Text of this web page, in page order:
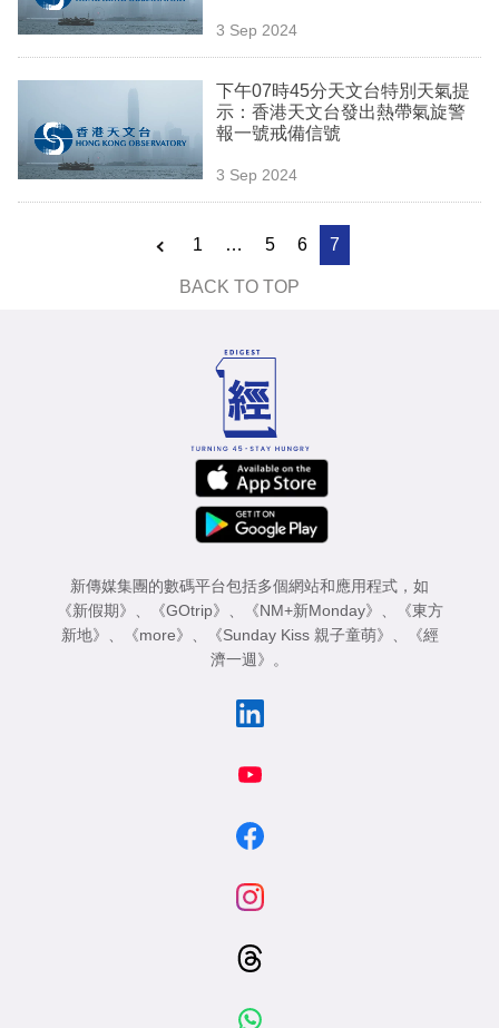
閱
區
3 Sep 2024
下午07時45分天文台特別天氣提
示：香港天文台發出熱帶氣旋警
報一號戒備信號
3 Sep 2024
1 … 5 6 7
BACK TO TOP
新傳媒集團的數碼平台包括多個網站和應用程式，如
《新假期》
《GOtrip》 《NM+新Monday》
《東方
新地》
《more》 《Sunday Kiss 親子童萌》
《經
濟一週》
。